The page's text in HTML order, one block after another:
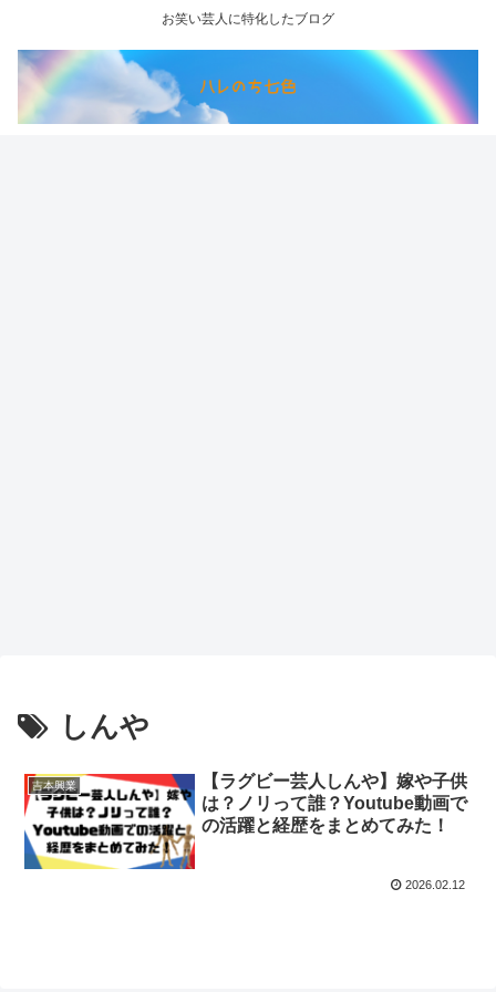
お笑い芸人に特化したブログ
しんや
吉本興業
【ラグビー芸人しんや】嫁や子供
は？ノリって誰？Youtube動画で
の活躍と経歴をまとめてみた！
2026.02.12